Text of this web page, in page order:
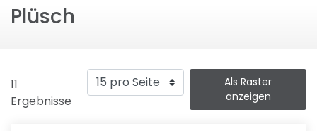
Plüsch
11
Ergebnisse
Als Raster
anzeigen